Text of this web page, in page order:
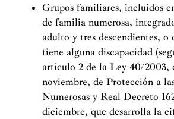
Grupos familiares, incluidos
de familia numerosa,
adulto y tres descendientes, o
tiene alguna discapacidad
artículo 2 de la Ley 40/2003,
noviembre, de Protección a
Numerosas y Real Decreto
diciembre, que desarrolla la